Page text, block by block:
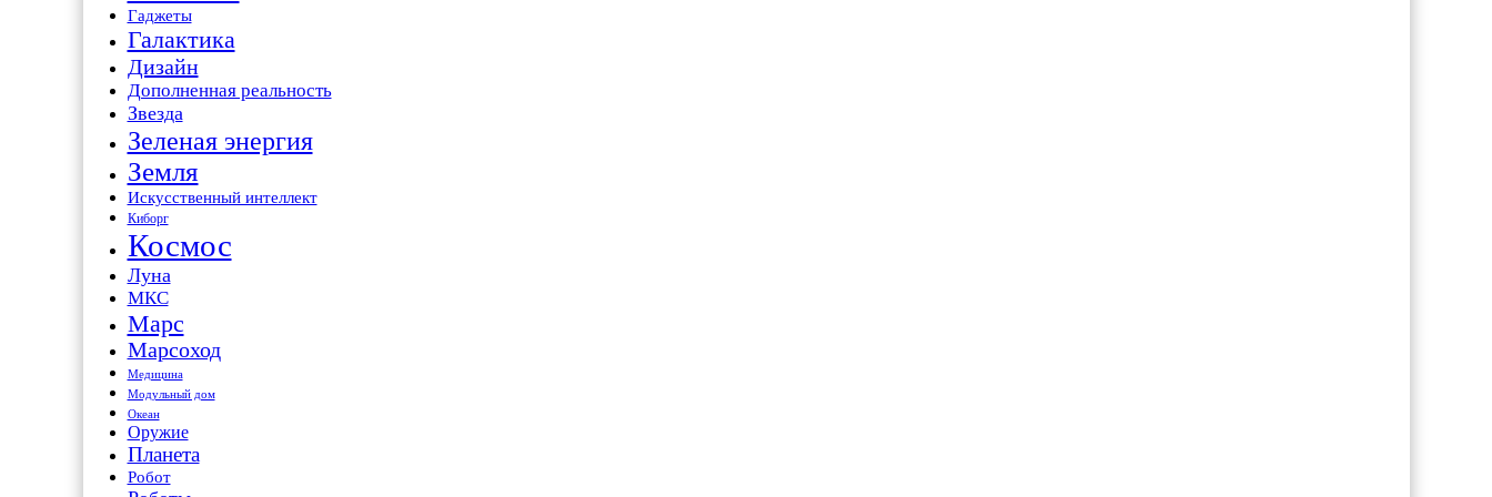
Гаджеты
Галактика
Дизайн
Дополненная реальность
Звезда
Зеленая энергия
Земля
Искусственный интеллект
Киборг
Космос
Луна
МКС
Марс
Марсоход
Медицина
Модульный дом
Океан
Оружие
Планета
Робот